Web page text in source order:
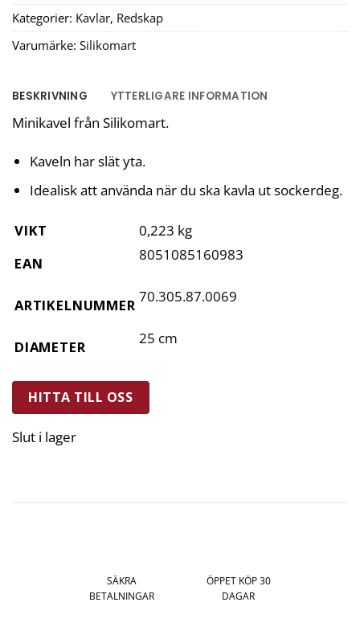
Kategorier: Kavlar, Redskap
Varumärke: Silikomart
BESKRIVNING YTTERLIGARE INFORMATION
Minikavel från Silikomart.
Kaveln har slät yta.
Idealisk att använda när du ska kavla ut sockerdeg.
VIKT
0,223 kg
EAN
8051085160983
ARTIKELNUMMER 70.305.87.0069
DIAMETER 25 cm
HITTA TILL OSS
Slut i lager
SÄKRA
BETALNINGAR
ÖPPET KÖP 30
DAGAR